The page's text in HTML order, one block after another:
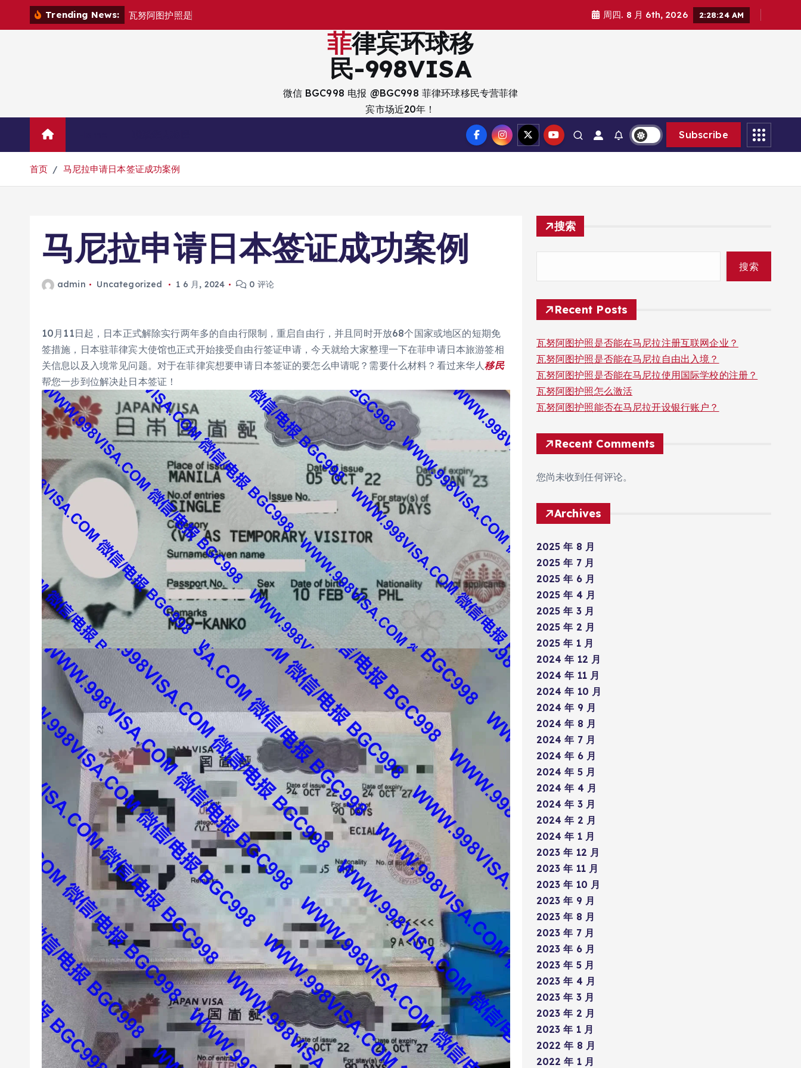
Trending News: 瓦努阿图护照是 周四. 8 月 6th, 2026 2:28:26 AM
菲律宾环球移
民-998VISA
微信 BGC998 电报 @BGC998 菲律环球移民专营菲律
宾市场近20年！
Subscribe
首页 马尼拉申请日本签证成功案例
马尼拉申请日本签证成功案例
admin Uncategorized 1 6 月, 2024 0 评论
10月11日起，日本正式解除实行两年多的自由行限制，重启自由行，并且同时开放68个国家或地区的短期免
签措施，日本驻菲律宾大使馆也正式开始接受自由行签证申请，今天就给大家整理一下在菲申请日本旅游签相
关信息以及入境常见问题。对于在菲律宾想要申请日本签证的要怎么申请呢？需要什么材料？看过来华人移民
帮您一步到位解决赴日本签证！
搜索
搜索
Recent Posts
瓦努阿图护照是否能在马尼拉注册互联网企业？
瓦努阿图护照是否能在马尼拉自由出入境？
瓦努阿图护照是否能在马尼拉使用国际学校的注册？
瓦努阿图护照怎么激活
瓦努阿图护照能否在马尼拉开设银行账户？
Recent Comments
您尚未收到任何评论。
Archives
2025 年 8 月
2025 年 7 月
2025 年 6 月
2025 年 4 月
2025 年 3 月
2025 年 2 月
2025 年 1 月
2024 年 12 月
2024 年 11 月
2024 年 10 月
2024 年 9 月
2024 年 8 月
2024 年 7 月
2024 年 6 月
2024 年 5 月
2024 年 4 月
2024 年 3 月
2024 年 2 月
2024 年 1 月
2023 年 12 月
2023 年 11 月
2023 年 10 月
2023 年 9 月
2023 年 8 月
2023 年 7 月
2023 年 6 月
2023 年 5 月
2023 年 4 月
2023 年 3 月
2023 年 2 月
2023 年 1 月
2022 年 8 月
2022 年 1 月